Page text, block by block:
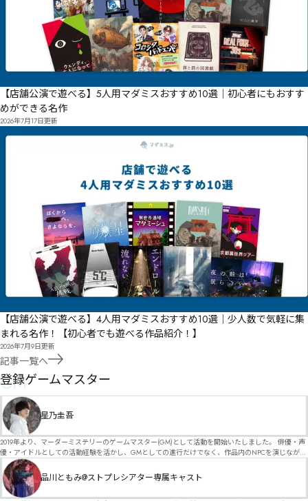
【店舗公演で遊べる】5人用マダミスおすすめ10選｜初心者にもおすす
めができる名作
2026年7月17日更新
【店舗公演で遊べる】4人用マダミスおすすめ10選｜少人数で気軽に集
まれる名作！【初心者でも遊べる作品紹介！】
2026年7月9日更新
記事一覧へ
GM
登録ゲームマスター
星乃圭吾
2019年より、マーダーミステリーのゲームマスター(GM)として活動を開始いたしました。 俳優・声
優・アイドルとしての活動経験を活かし、GMとしての進行だけでなく、作品内のNPCを演じなが
ら、お客様に物語の世界へ入り込んでいただくような演出・サービスを得意としています。 自分自
身でも作品制作を行っているので、作家さんが作品に込めた想いや意図を大切にしながら、その作
品の魅力をお客様に届けられるような公演を心がけています。 参加してくださる皆様がどんなエン
ディングを迎えるのか、どんな物語が生まれるのかを想像しながら、公演を進めていく時間が本当
品川ともみ@ストプレシアター専属キャスト